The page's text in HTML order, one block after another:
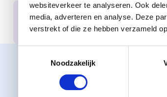
websiteverkeer te analyseren. Ook
media, adverteren en analyse. Deze
verstrekt of die ze hebben verzameld
Noodzakelijk
Wordt het